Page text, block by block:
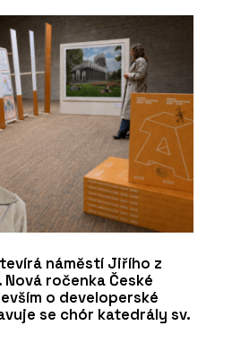
náměstí Jiřího z
ročenka České
o developerské
se chór katedrály sv.